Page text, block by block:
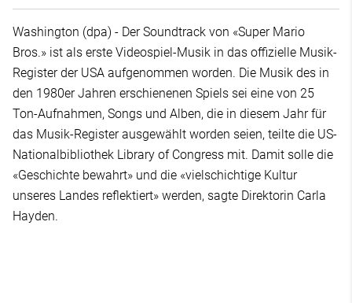
Washington (dpa) - Der Soundtrack von «Super Mario
Bros.» ist als erste Videospiel-Musik in das offizielle Musik-
Register der USA aufgenommen worden. Die Musik des in
den 1980er Jahren erschienenen Spiels sei eine von 25
Ton-Aufnahmen, Songs und Alben, die in diesem Jahr für
das Musik-Register ausgewählt worden seien, teilte die US-
Nationalbibliothek Library of Congress mit. Damit solle die
«Geschichte bewahrt» und die «vielschichtige Kultur
unseres Landes reflektiert» werden, sagte Direktorin Carla
Hayden.